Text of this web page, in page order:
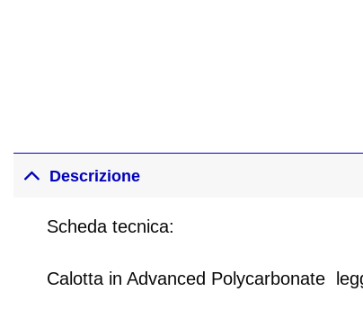
Descrizione
Scheda tecnica:
Calotta in Advanced Polycarbonate